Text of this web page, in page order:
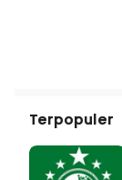
Terpopuler